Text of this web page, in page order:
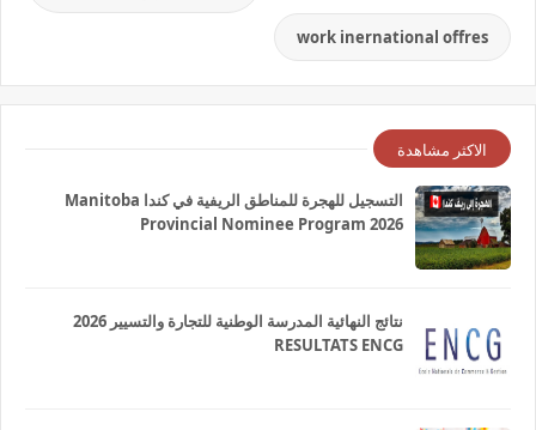
work inernational offres
الاكثر مشاهدة
التسجيل للهجرة للمناطق الريفية في كندا Manitoba
Provincial Nominee Program 2026
نتائج النهائية المدرسة الوطنية للتجارة والتسيير 2026
RESULTATS ENCG